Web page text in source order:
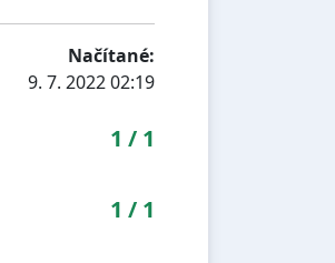
Načítané:
9. 7. 2022 02:19
1 / 1
1 / 1